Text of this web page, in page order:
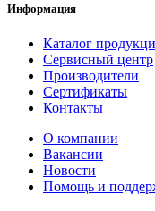
Информация
Каталог
Сервисный центр
Производители
Сертификаты
Контакты
О компании
Вакансии
Новости
Помощь и